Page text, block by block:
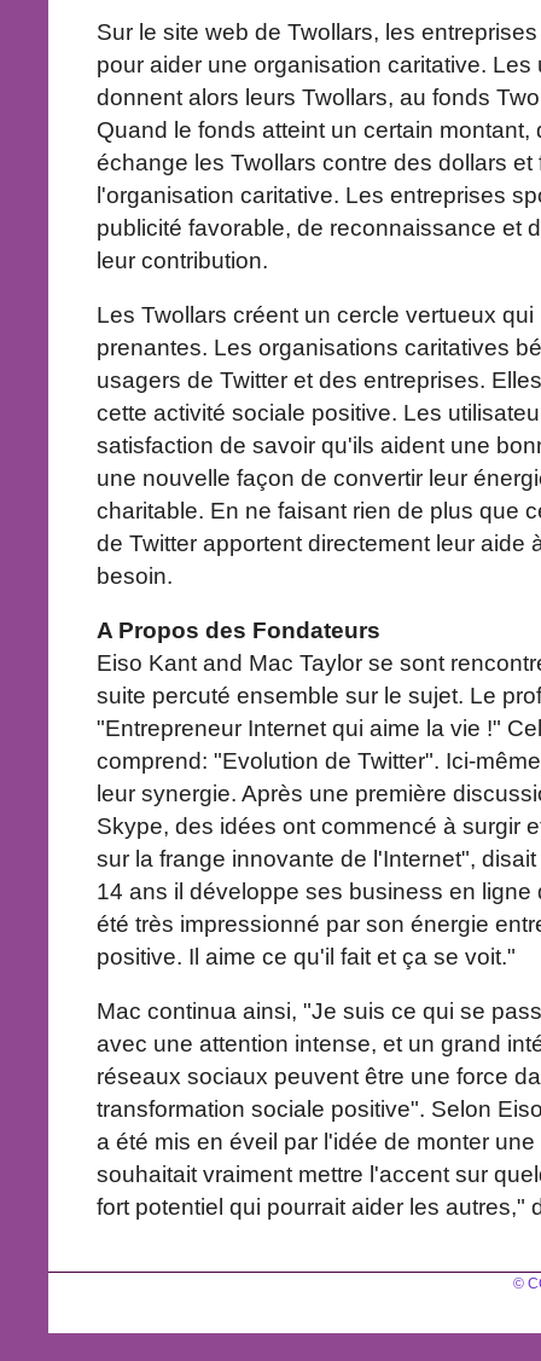
Sur le site web de Twollars, les
pour aider une organisation caritative. Les
donnent alors leurs Twollars, au fonds
Quand le fonds atteint un certain
échange les Twollars contre des dollars
l'organisation caritative. Les entreprises
publicité favorable, de reconnaissance et
leur contribution.
Les Twollars créent un cercle vertueux
prenantes. Les organisations caritatives
usagers de Twitter et des entreprises.
cette activité sociale positive. Les
satisfaction de savoir qu'ils aident une
une nouvelle façon de convertir leur
charitable. En ne faisant rien de plus que
de Twitter apportent directement leur aide
besoin.
A Propos des Fondateurs
Eiso Kant and Mac Taylor se sont
suite percuté ensemble sur le sujet. Le
"Entrepreneur Internet qui aime la vie !"
comprend: "Evolution de Twitter". Ici-
leur synergie. Après une première
Skype, des idées ont commencé à surgir
sur la frange innovante de l'Internet",
14 ans il développe ses business en
été très impressionné par son énergie
positive. Il aime ce qu'il fait et ça se voit."
Mac continua ainsi, "Je suis ce qui se
avec une attention intense, et un grand
réseaux sociaux peuvent être une force
transformation sociale positive". Selon
a été mis en éveil par l'idée de monter
souhaitait vraiment mettre l'accent sur
fort potentiel qui pourrait aider les autres,"
©